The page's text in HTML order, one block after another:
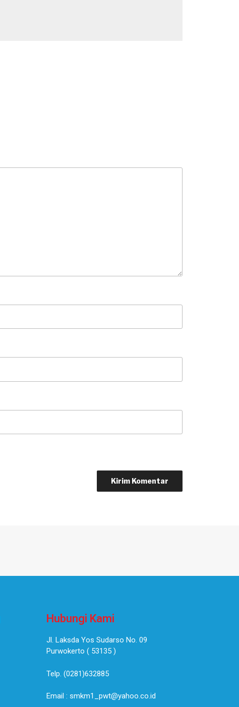
Hubungi Kami
Jl. Laksda Yos Sudarso No. 09
Purwokerto ( 53135 )​
Telp. (0281)632885
Email : smkm1_pwt@yahoo.co.id